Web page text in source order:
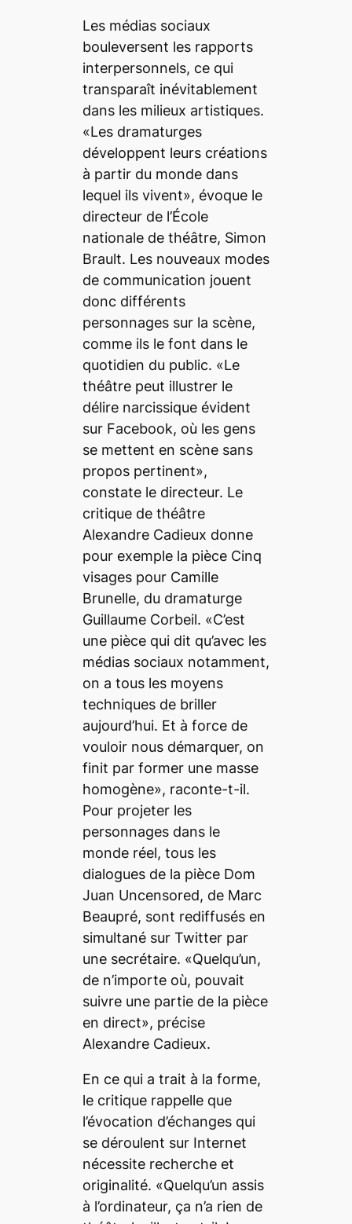
Les médias sociaux
bouleversent les rapports
interpersonnels, ce qui
transparaît inévitablement
dans les milieux artistiques.
«Les dramaturges
développent leurs créations
à partir du monde dans
lequel ils vivent», évoque le
directeur de l’École
nationale de théâtre, Simon
Brault. Les nouveaux modes
de communication jouent
donc différents
personnages sur la scène,
comme ils le font dans le
quotidien du public. «Le
théâtre peut illustrer le
délire narcissique évident
sur Facebook, où les gens
se mettent en scène sans
propos pertinent»,
constate le directeur. Le
critique de théâtre
Alexandre Cadieux donne
pour exemple la pièce Cinq
visages pour Camille
Brunelle, du dramaturge
Guillaume Corbeil. «C’est
une pièce qui dit qu’avec les
médias sociaux notamment,
on a tous les moyens
techniques de briller
aujourd’hui. Et à force de
vouloir nous démarquer, on
finit par former une masse
homogène», raconte-t-il.
Pour projeter les
personnages dans le
monde réel, tous les
dialogues de la pièce Dom
Juan Uncensored, de Marc
Beaupré, sont rediffusés en
simultané sur Twitter par
une secrétaire. «Quelqu’un,
de n’importe où, pouvait
suivre une partie de la pièce
en direct», précise
Alexandre Cadieux.
En ce qui a trait à la forme,
le critique rappelle que
l’évocation d’échanges qui
se déroulent sur Internet
nécessite recherche et
originalité. «Quelqu’un assis
à l’ordinateur, ça n’a rien de